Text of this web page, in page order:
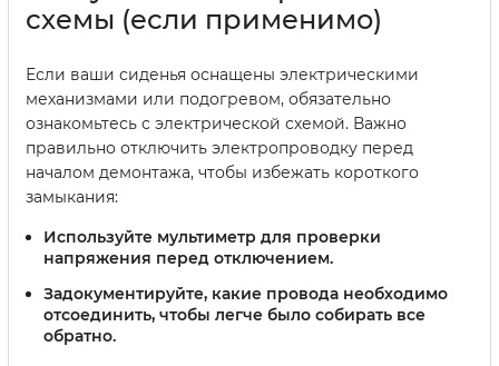
схемы (если применимо)
Если ваши сиденья оснащены электрическими
механизмами или подогревом, обязательно
ознакомьтесь с электрической схемой. Важно
правильно отключить электропроводку перед
началом демонтажа, чтобы избежать короткого
замыкания:
Используйте мультиметр для проверки
напряжения перед отключением.
Задокументируйте, какие провода необходимо
отсоединить, чтобы легче было собирать все
обратно.